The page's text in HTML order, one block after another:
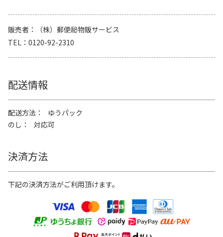
販売者
（株）郵便局物販サービス
TEL
0120-92-2310
配送情報
配送方法
ゆうパック
のし
対応可
決済方法
下記の決済方法がご利用頂けます。